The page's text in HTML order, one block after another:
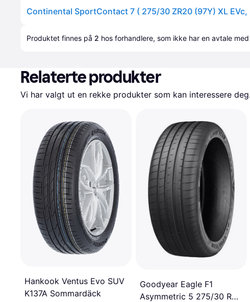
Produktet finnes på 2 hos forhandlere, som ikke har en avtale med
Relaterte produkter
Vi har valgt ut en rekke produkter som kan interessere deg.
Hankook Ventus Evo SUV
K137A Sommardäck
Goodyear Eagle F1
Asymmetric 5 275/30 R20